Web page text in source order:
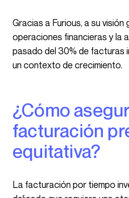
Gracias a Furious, a su visión global de las
operaciones financieras y la
pasado del 30% de facturas
un contexto de crecimiento.
¿Cómo asegurar una
facturación
equitativa?
La facturación por tiempo invertido es un tema